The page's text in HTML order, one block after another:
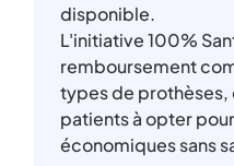
disponible.
L'initiative 100%
remboursement
types de prothèses,
patients à opter
économiques sans